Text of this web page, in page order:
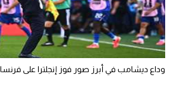
وداع ديشامب في أبرز صور فوز إنجلترا على فرنسا